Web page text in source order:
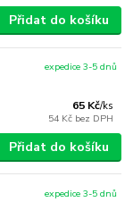
Přidat do košíku
65 Kč/ks
54 Kč bez DPH
expedice 3-5 dnů
Přidat do košíku
expedice 3-5 dnů